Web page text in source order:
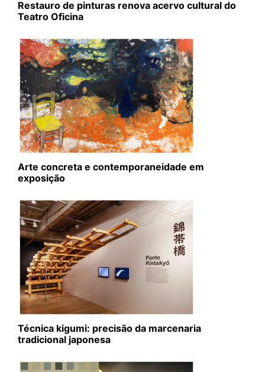
Restauro de pinturas renova acervo cultural do
Teatro Oficina
Arte concreta e contemporaneidade em
exposição
Técnica kigumi: precisão da marcenaria
tradicional japonesa